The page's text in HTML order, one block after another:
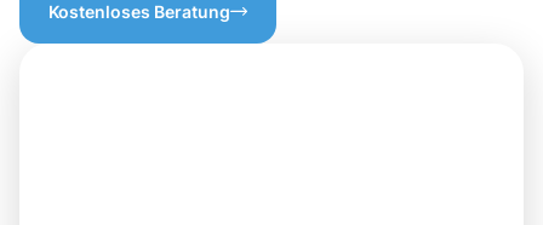
Kostenloses Beratung